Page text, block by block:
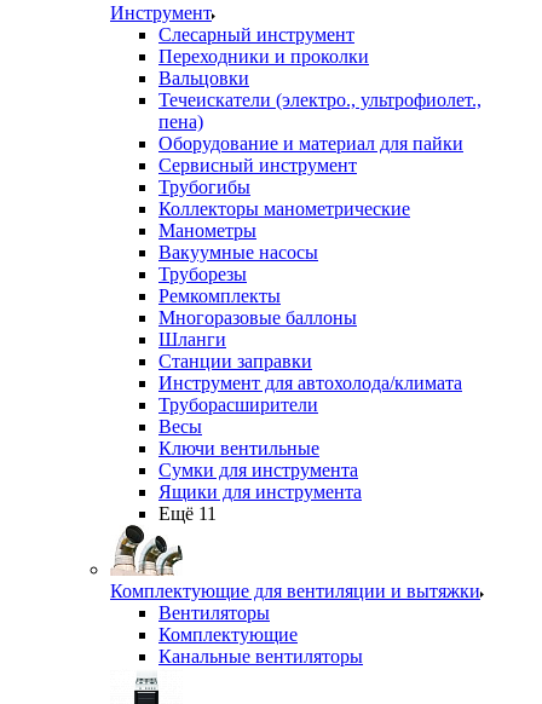
Инструмент
Слесарный инструмент
Переходники и проколки
Вальцовки
Течеискатели (электро., ультрофиолет.,
пена)
Оборудование и материал для пайки
Сервисный инструмент
Трубогибы
Коллекторы манометрические
Манометры
Вакуумные насосы
Труборезы
Ремкомплекты
Многоразовые баллоны
Шланги
Станции заправки
Инструмент для автохолода/климата
Труборасширители
Весы
Ключи вентильные
Сумки для инструмента
Ящики для инструмента
Ещё 11
Комплектующие для вентиляции и вытяжки
Вентиляторы
Комплектующие
Канальные вентиляторы